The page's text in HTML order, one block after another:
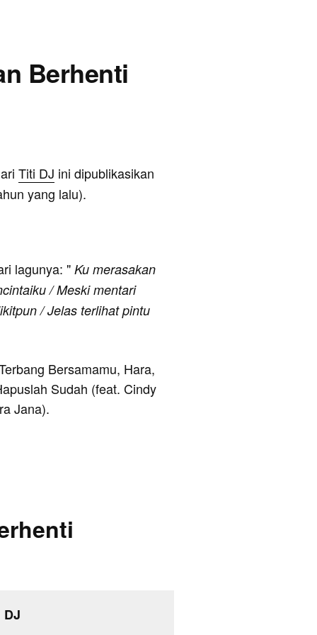
Berhenti
Titi DJ ini dipublikasikan
yang lalu).
lagunya: " Ku merasakan
/ Meski mentari
/ Jelas terlihat pintu
Bersamamu, Hara,
Sudah (feat. Cindy
Jana).